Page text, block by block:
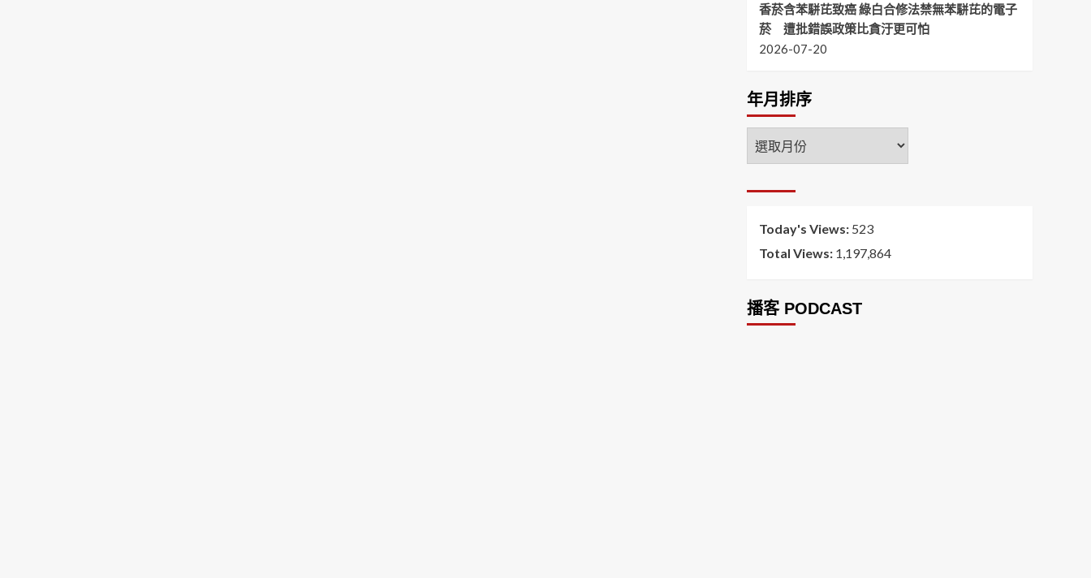
香菸含苯駢芘致癌 綠白合修法禁無苯駢芘的電子
菸 遭批錯誤政策比貪汙更可怕
2026-07-20
年月排序
年
月
序
Today's Views: 523
Total Views: 1,197,864
播客 PODCAST